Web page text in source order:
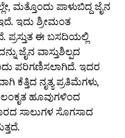
ಮತ್ತೊಂದು ಪಾಳುಬಿದ್ದ ಜೈನ
ಇದು ಶ್ರೀಮಂತ
ಪ್ರಸ್ತುತ ಈ ಬಸದಿಯಲ್ಲಿ
ಜೈನ ವಾಸ್ತುಶಿಲ್ಪದ
ಪರಿಗಣಿಸಲಾಗಿದೆ. ಇದರ
ಕೆತ್ತಿದ ನೃತ್ಯ ಪ್ರತಿಮೆಗಳು,
ಹೂವುಗಳಿಂದ
ಸಾಲುಗಳ ಸೊಗಸಾದ